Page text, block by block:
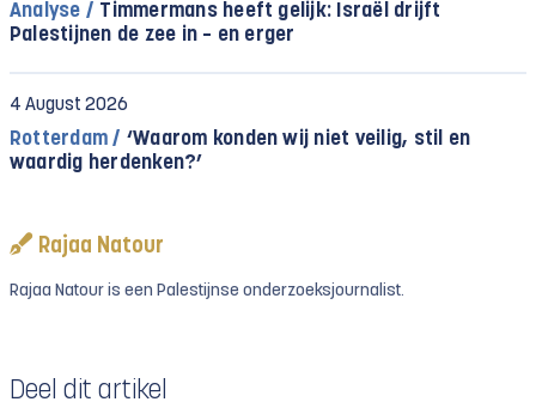
Analyse / Timmermans heeft gelijk: Israël drijft
Palestijnen de zee in – en erger
4 August 2026
Rotterdam / ‘Waarom konden wij niet veilig, stil en
waardig herdenken?’
Rajaa Natour
Rajaa Natour is een Palestijnse onderzoeksjournalist.
Deel dit artikel